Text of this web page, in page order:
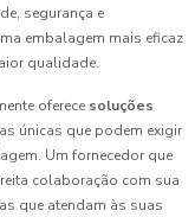
segurança e
embalagem mais eficaz
qualidade.
oferece soluções
únicas que podem exigir
Um fornecedor que
colaboração com sua
que atendam às suas